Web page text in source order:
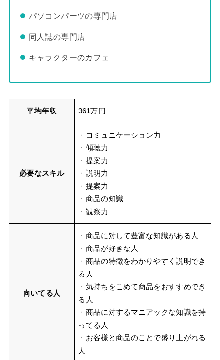
パソコンパーツの専門店
同人誌の専門店
キャラクターのカフェ
平均年収 361万円
必要なスキル
・コミュニケーション力
・傾聴力
・提案力
・説明力
・提案力
・商品の知識
・観察力
向いてる人
・商品に対して豊富な知識がある人
・商品が好きな人
・商品の特徴をわかりやすく説明でき
る人
・気持ちをこめて商品をおすすめでき
る人
・商品に対するマニアックな知識を持
ってる人
・お客様と商品のことで盛り上がれる
人